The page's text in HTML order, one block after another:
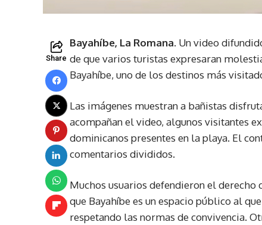
Share
Bayahíbe, La Romana. Un video
de que varios turistas expresaran
Bayahíbe, uno de los destinos más
Las imágenes muestran a bañistas
acompañan el video, algunos visitantes
dominicanos presentes en la playa. El
comentarios divididos.
Muchos usuarios defendieron el
que Bayahíbe es un espacio público al
respetando las normas de convivencia.